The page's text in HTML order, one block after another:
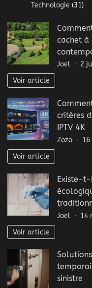
Technologie (31)
cachet à
Joel
2
Voir article
critères
IPTV 4K
Zozo
Voir article
Existe-
Joel
14
Voir article
sinistre